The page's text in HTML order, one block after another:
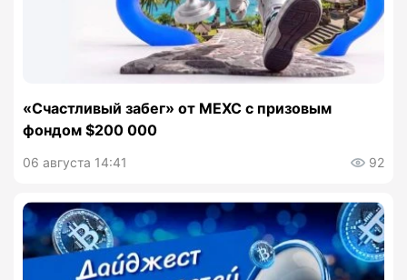
«Счастливый забег» от MEXC с призовым
фондом $200 000
06 августа 14:41 92